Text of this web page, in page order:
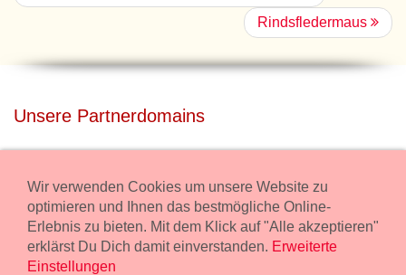
Rindsfledermaus
Unsere Partnerdomains
Miete unser Haus bei Wiener Neustadt für Deine Party mit
Übernachtung.
freilaender.at
Wir verwenden Cookies um unsere Website zu
optimieren und Ihnen das bestmögliche Online-
Erlebnis zu bieten. Mit dem Klick auf "Alle akzeptieren"
erklärst Du Dich damit einverstanden. Erweiterte
Einstellungen